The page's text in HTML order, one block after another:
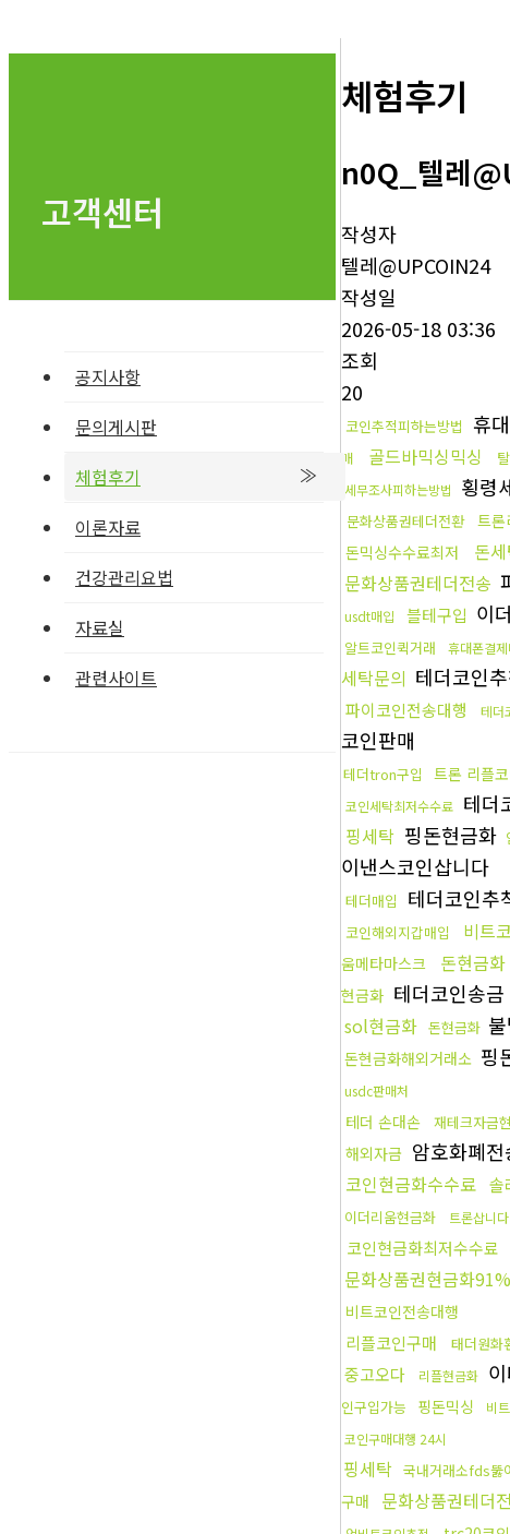
고객센터
공지사항
문의게시판
체험후기
이론자료
건강관리요법
자료실
관련사이트
체험후기
n0Q_텔레
작성자
텔레@UPCOIN24
작성일
2026-05-18 03:36
조회
20
코인추적피하는방법 휴
매
골드바믹싱믹싱
세무조사피하는방법 횡령
문화상품권테더전환
트론
돈믹싱수수료최저
돈
문화상품권테더전송
usdt매입 블테구입 이
알트코인퀵거래
휴대폰결
세탁문의 테더코인
파이코인전송대행 테더
코인판매
테더tron구입 트론 리플
코인세탁최저수수료 테더
핑세탁 핑돈현금화
이낸스코인삽니다
테더매입 테더코인추
코인해외지갑매입 비트
움메타마스크
돈현금화
현금화 테더코인송금
sol현금화 돈현금화
돈현금화해외거래소 핑
usdc판매처
테더 손대손 재테크자금
해외자금 암호화폐전
코인현금화수수료 솔
이더리움현금화 트론삽니다
코인현금화최저수수료
문화상품권현금화91%
비트코인전송대행
리플코인구매 태더원화
중고오다 리플현금화
인구입가능
핑돈믹싱 비
코인구매대행 24시
핑세탁 국내거래소fds뚫
구매
문화상품권테더